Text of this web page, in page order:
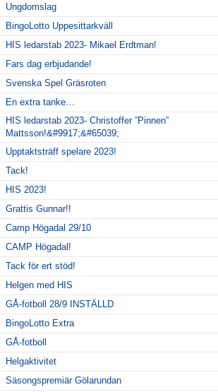
Ungdomslag
BingoLotto Uppesittarkväll
HIS ledarstab 2023- Mikael Erdtman!
Fars dag erbjudande!
Svenska Spel Gräsroten
En extra tanke…
HIS ledarstab 2023- Christoffer ”Pinnen”
Mattsson!&#9917;&#65039;
Upptaktsträff spelare 2023!
Tack!
HIS 2023!
Grattis Gunnar!!
Camp Högadal 29/10
CAMP Högadal!
Tack för ert stöd!
Helgen med HIS
GÅ-fotboll 28/9 INSTÄLLD
BingoLotto Extra
GÅ-fotboll
Helgaktivitet
Säsongspremiär Gölarundan